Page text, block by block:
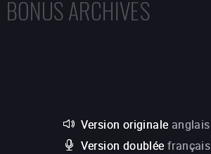
BONUS ARCHIVES
Version originale anglais
Version doublée français